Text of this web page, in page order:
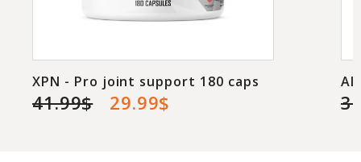
XPN - Pro joint support 180 caps
41.99$ 29.99$